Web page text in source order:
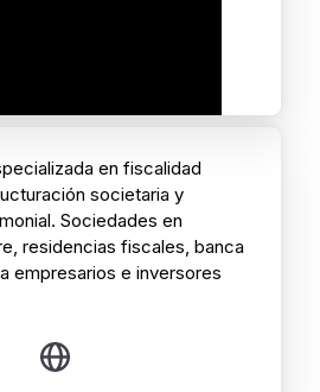
en fiscalidad
societaria y
Sociedades en
residencias fiscales, banca
empresarios e inversores